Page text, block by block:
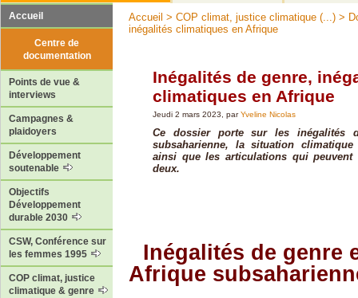
Accueil
Centre de
documentation
Points de vue &
interviews
Campagnes &
plaidoyers
Développement
soutenable
Objectifs
Développement
durable 2030
CSW, Conférence sur
les femmes 1995
COP climat, justice
climatique & genre
Accueil > COP climat, justice climatique (...) >
inégalités climatiques en Afrique
Inégalités de genre,
climatiques en Afrique
Jeudi 2 mars 2023, parYveline Nicolas
Ce dossier porte sur les inégalités
subsaharienne, la situation climatique
ainsi que les articulations qui peuvent
deux.
Inégalités de genre
Afrique